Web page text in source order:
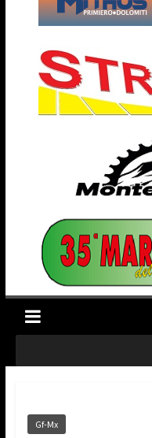
Gf-Mx